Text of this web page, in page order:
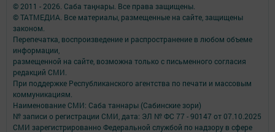
© 2011 - 2026. Саба таңнары. Все права защищены.
© ТАТМЕДИА. Все материалы, размещенные на сайте, защищены
законом.
Перепечатка, воспроизведение и распространение в любом объеме
информации,
размещенной на сайте, возможна только с письменного согласия
редакций СМИ.
При поддержке Республиканского агентства по печати и массовым
коммуникациям.
Наименование СМИ: Саба таннары (Сабинские зори)
№ записи о регистрации СМИ, дата: ЭЛ № ФС 77 - 90147 от 07.10.2025
СМИ зарегистрированно Федеральной службой по надзору в сфере